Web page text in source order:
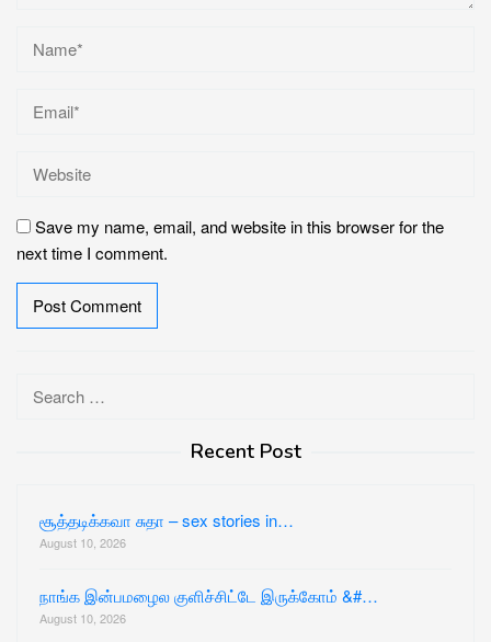
Save my name, email, and website in this browser for the
next time I comment.
for:
Recent Post
சூத்தடிக்கவா சுதா – sex stories in…
August 10, 2026
நாங்க இன்பமழைல குளிச்சிட்டே இருக்கோம் &#…
August 10, 2026